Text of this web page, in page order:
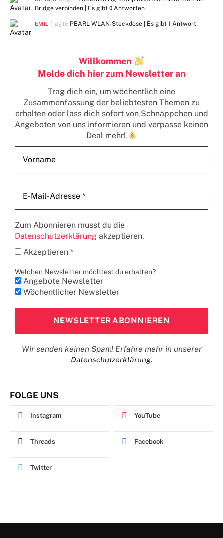
Bridge verbinden | Es gibt 0 Antworten
EMIL fragte PEARL WLAN-Steckdose | Es gibt1 Antwort
Willkommen
Melde dich hier zum Newsletter an
Trag dich ein, um wöchentlich eine
Zusammenfassung der beliebtesten Themen zu
erhaltenoder lass dich sofort von Schnäppchen und
Angeboten von uns informieren und verpasse keinen
Deal mehr!
Zum Abonnieren musst du die
Datenschutzerklärung akzeptieren.
Akzeptieren *
Welchen Newsletter möchtest du erhalten?
Angebote Newsletter
Wöchentlicher Newsletter
Wir senden keinen Spam! Erfahre mehr in unserer
Datenschutzerklärung.
FOLGE UNS
Instagram YouTube
Threads Facebook
Twitter